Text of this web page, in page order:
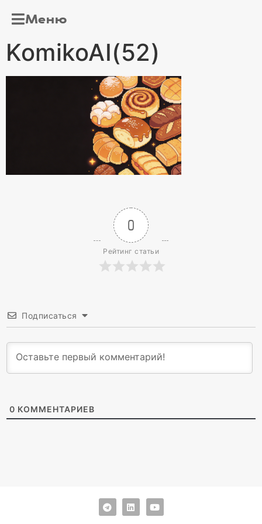
Меню
KomikoAI(52)
0
Рейтинг статьи
Подписаться
0 КОММЕНТАРИЕВ